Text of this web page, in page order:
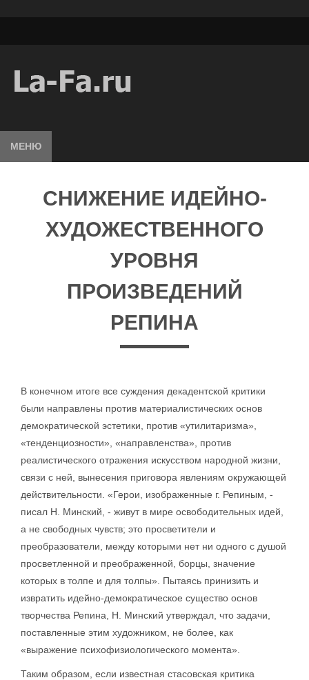
МЕНЮ
СНИЖЕНИЕ ИДЕЙНО-
ХУДОЖЕСТВЕННОГО
УРОВНЯ
ПРОИЗВЕДЕНИЙ
РЕПИНА
В конечном итоге все суждения декадентской критики
были направлены против материалистических основ
демократической эстетики, против «утилитаризма»,
«тенденциозности», «направленства», против
реалистического отражения искусством народной жизни,
связи с ней, вынесения приговора явлениям окружающей
действительности. «Герои, изображенные г. Репиным, -
писал Н. Минский, - живут в мире освободительных идей,
а не свободных чувств; это просветители и
преобразователи, между которыми нет ни одного с душой
просветленной и преображенной, борцы, значение
которых в толпе и для толпы». Пытаясь принизить и
извратить идейно-демократическое существо основ
творчества Репина, Н. Минский утверждал, что задачи,
поставленные этим художником, не более, как
«выражение психофизиологического момента».
Таким образом, если известная стасовская критика